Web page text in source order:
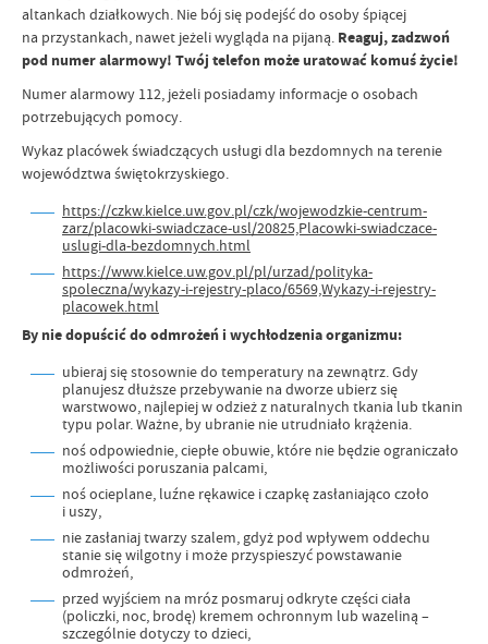
altankach działkowych. Nie bój się podejść do osoby śpiącej
na przystankach, nawet jeżeli wygląda na pijaną. Reaguj, zadzwoń
pod numer alarmowy! Twój telefon może uratować komuś życie!
Numer alarmowy 112, jeżeli posiadamy informacje o osobach
potrzebujących pomocy.
Wykaz placówek świadczących usługi dla bezdomnych na terenie
województwa świętokrzyskiego.
https://czkw.kielce.uw.gov.pl/czk/wojewodzkie-centrum-
zarz/placowki-swiadczace-usl/20825,Placowki-swiadczace-
uslugi-dla-bezdomnych.html
https://www.kielce.uw.gov.pl/pl/urzad/polityka-
spoleczna/wykazy-i-rejestry-placo/6569,Wykazy-i-rejestry-
placowek.html
By nie dopuścić do odmrożeń i wychłodzenia organizmu:
ubieraj się stosownie do temperatury na zewnątrz. Gdy
planujesz dłuższe przebywanie na dworze ubierz się
warstwowo, najlepiej w odzież z naturalnych tkania lub tkanin
typu polar. Ważne, by ubranie nie utrudniało krążenia.
noś odpowiednie, ciepłe obuwie, które nie będzie ograniczało
możliwości poruszania palcami,
noś ocieplane, luźne rękawice i czapkę zasłaniająco czoło
i uszy,
nie zasłaniaj twarzy szalem, gdyż pod wpływem oddechu
stanie się wilgotny i może przyspieszyć powstawanie
odmrożeń,
przed wyjściem na mróz posmaruj odkryte części ciała
(policzki, noc, brodę) kremem ochronnym lub wazeliną –
szczególnie dotyczy to dzieci,